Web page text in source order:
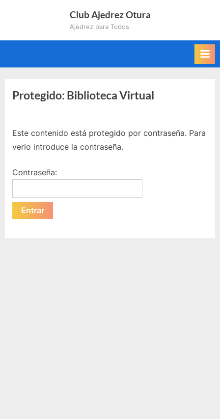
Club Ajedrez Otura
Ajedrez para Todos
Protegido: Biblioteca Virtual
Este contenido está protegido por contraseña. Para
verlo introduce la contraseña.
Contraseña: